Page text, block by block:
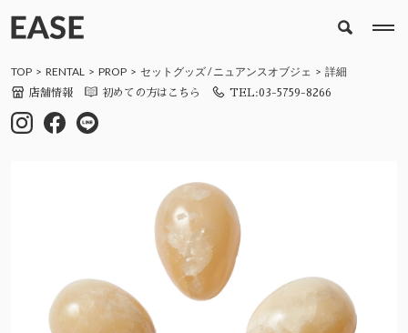
TOP RENTAL PROP セットグッズ/ニュアンスオブジェ 詳細
店舗情報 初めての方はこちら TEL:03-5759-8266